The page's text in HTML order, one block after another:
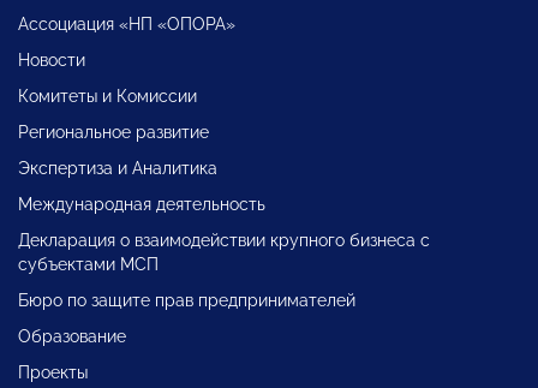
Ассоциация «НП «ОПОРА»
Новости
Комитеты и Комиссии
Региональное развитие
Экспертиза и Аналитика
Международная деятельность
Декларация о взаимодействии крупного бизнеса с
субъектами МСП
Бюро по защите прав предпринимателей
Образование
Проекты